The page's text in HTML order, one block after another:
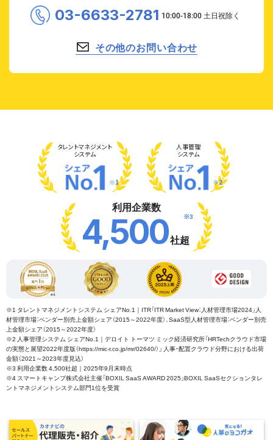
03-6633-2781
その他のお問い合わせ
タレントマネジメント
システム
※1
人事管理
システム
※2
利用企業数
4,500社超
※3
※1 タレントマネジメントシステム シェアNo.1｜ITR「ITR Market View：人材管理市場2024」人
材管理市場：ベンダー別売上金額シェア（2015～2022年度）、SaaS型人材管理市場：ベンダー別売
上金額シェア（2015～2022年度）
※2 人事管理システム シェアNo.1｜デロイト トーマツ ミック経済研究所「HRTechクラウド市場
の実態と展望2022年度版（https://mic-r.co.jp/mr/02640/）」 人事・配置クラウド分野における出荷
金額（2021～2023年度見込）
※3 利用企業数 4,500社超｜2025年9月末時点
※4 スマートキャンプ株式会社主催「BOXIL SaaS AWARD 2025」BOXIL SaaSセクションタレ
ントマネジメントシステム部門1位を受賞